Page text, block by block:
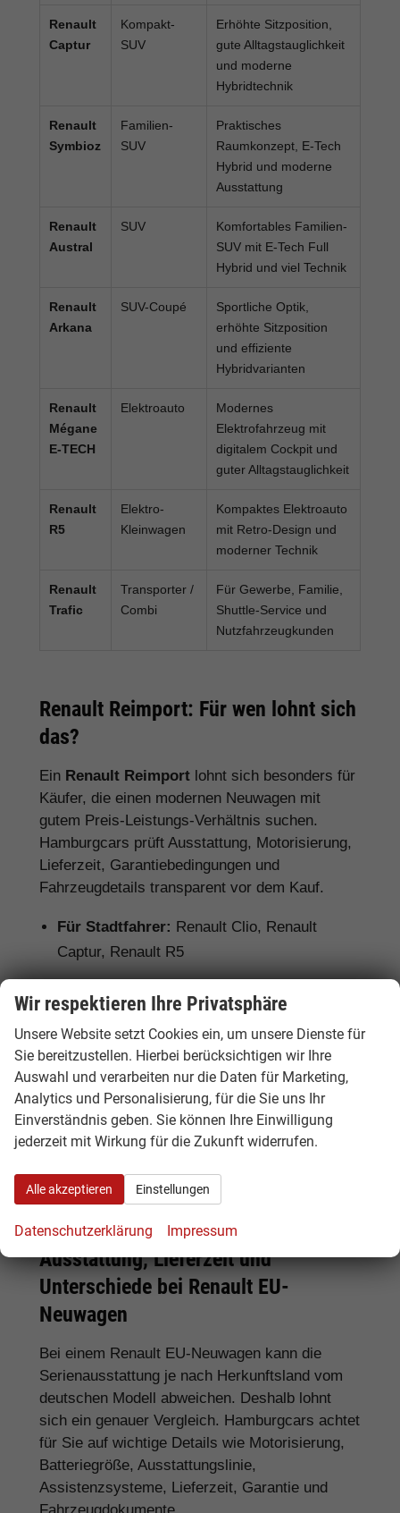
Renault
Captur
Kompakt-
SUV
Erhöhte Sitzposition,
gute Alltagstauglichkeit
und moderne
Hybridtechnik
Renault
Symbioz
Familien-
SUV
Praktisches
Raumkonzept, E-Tech
Hybrid und moderne
Ausstattung
Renault
Austral
SUV
Komfortables Familien-
SUV mit E-Tech Full
Hybrid und viel Technik
Renault
Arkana
SUV-Coupé
Sportliche Optik,
erhöhte Sitzposition
und effiziente
Hybridvarianten
Renault
Mégane
E-TECH
Elektroauto
Modernes
Elektrofahrzeug mit
digitalem Cockpit und
guter Alltagstauglichkeit
Renault
R5
Elektro-
Kleinwagen
Kompaktes Elektroauto
mit Retro-Design und
moderner Technik
Renault
Trafic
Transporter /
Combi
Für Gewerbe, Familie,
Shuttle-Service und
Nutzfahrzeugkunden
Renault Reimport: Für wen lohnt sich
das?
Ein Renault Reimport lohnt sich besonders für
Käufer, die einen modernen Neuwagen mit
gutem Preis-Leistungs-Verhältnis suchen.
Hamburgcars prüft Ausstattung, Motorisierung,
Lieferzeit, Garantiebedingungen und
Fahrzeugdetails transparent vor dem Kauf.
Für Stadtfahrer: Renault Clio, Renault
Captur, Renault R5
Austral, Arkana
Für Elektroauto-Interessenten:Renault R5
und Renault Mégane E-TECH
Für Hybrid-Fahrer:Renault Clio E-Tech,
Captur E-Tech, Symbioz, Austral und Arkana
Kastenwagen oder Combi
Ausstattung, Lieferzeit und
Unterschiede bei Renault EU-
Neuwagen
Bei einem Renault EU-Neuwagen kann die
Serienausstattung je nach Herkunftsland vom
deutschen Modell abweichen. Deshalb lohnt
sich ein genauer Vergleich. Hamburgcars achtet
für Sie auf wichtige Details wie Motorisierung,
Batteriegröße, Ausstattungslinie,
Assistenzsysteme, Lieferzeit, Garantie und
Wir respektieren Ihre Privatsphäre
Unsere Website setzt Cookies ein, um unsere Dienste für
Sie bereitzustellen. Hierbei berücksichtigen wir Ihre
Auswahl und verarbeiten nur die Daten für Marketing,
Analytics und Personalisierung, für die Sie uns Ihr
Einverständnis geben. Sie können Ihre Einwilligung
jederzeit mit Wirkung für die Zukunft widerrufen.
Alle akzeptieren Einstellungen
Datenschutzerklärung Impressum